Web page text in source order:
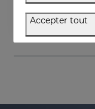
58.95 €
Accepter tout